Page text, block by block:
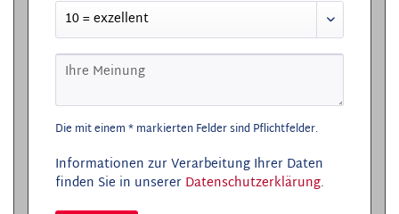
Die mit einem * markierten Felder sind Pflichtfelder.
Informationen zur Verarbeitung Ihrer Daten
finden Sie in unserer Datenschutzerklärung.